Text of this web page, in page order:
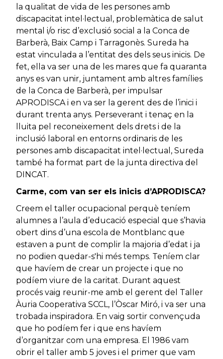
la qualitat de vida de les persones amb
discapacitat intel·lectual, problemàtica de salut
mental i/o risc d’exclusió social a la Conca de
Barberà, Baix Camp i Tarragonès. Sureda ha
estat vinculada a l’entitat des dels seus inicis. De
fet, ella va ser una de les mares que fa quaranta
anys es van unir, juntament amb altres famílies
de la Conca de Barberà, per impulsar
APRODISCA i en va ser la gerent des de l’inici i
durant trenta anys. Perseverant i tenaç en la
lluita pel reconeixement dels drets i de la
inclusió laboral en entorns ordinaris de les
persones amb discapacitat intel·lectual, Sureda
també ha format part de la junta directiva del
DINCAT.
Carme, com van ser els inicis d’APRODISCA?
Creem el taller ocupacional perquè teníem
alumnes a l’aula d’educació especial que s’havia
obert dins d’una escola de Montblanc que
estaven a punt de complir la majoria d’edat i ja
no podien quedar-s'hi més temps. Teníem clar
que havíem de crear un projecte i que no
podíem viure de la caritat. Durant aquest
procés vaig reunir-me amb el gerent del Taller
Àuria Cooperativa SCCL, l’Òscar Miró, i va ser una
trobada inspiradora. En vaig sortir convençuda
que ho podíem fer i que ens havíem
d’organitzar com una empresa. El 1986 vam
obrir el taller amb 5 joves i el primer que vam